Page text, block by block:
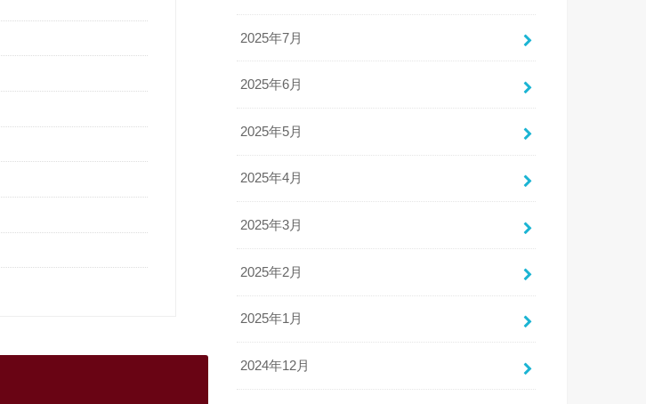
2025年7月
2025年6月
2025年5月
2025年4月
2025年3月
2025年2月
2025年1月
2024年12月